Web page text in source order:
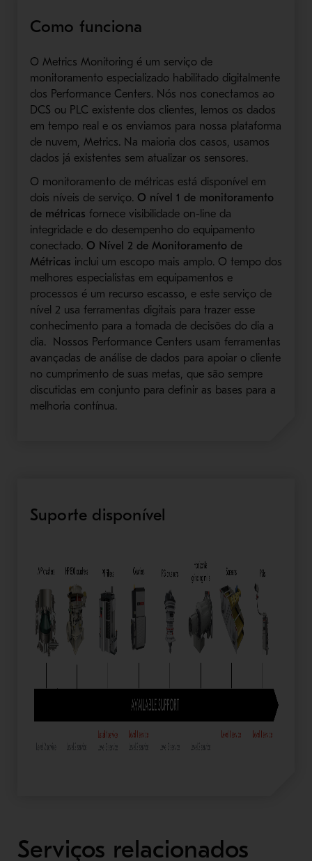
Como funciona
O Metrics Monitoring é um serviço de
monitoramento especializado habilitado digitalmente
dos Performance Centers. Nós nos conectamos ao
DCS ou PLC existente dos clientes, lemos os dados
em tempo real e os enviamos para nossa plataforma
de nuvem, Metrics. Na maioria dos casos, usamos
dados já existentes sem atualizar os sensores.
O monitoramento de métricas está disponível em
dois níveis de serviço. O nível 1 de monitoramento
de métricas fornece visibilidade on-line da
integridade e do desempenho do equipamento
conectado. O Nível 2 de Monitoramento de
Métricas inclui um escopo mais amplo. O tempo dos
melhores especialistas em equipamentos e
processos é um recurso escasso, e este serviço de
nível 2 usa ferramentas digitais para trazer esse
conhecimento para a tomada de decisões do dia a
dia. Nossos Performance Centers usam ferramentas
avançadas de análise de dados para apoiar o cliente
no cumprimento de suas metas, que são sempre
discutidas em conjunto para definir as bases para a
melhoria contínua.
Suporte disponível
Serviços relacionados